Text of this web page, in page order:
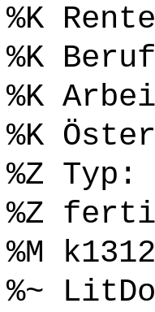
%K
%K
%K
%K
%Z
%Z
%M
%~